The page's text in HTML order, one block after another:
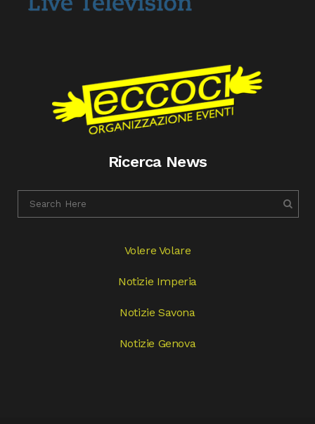
Ricerca News
Volere Volare
Notizie Imperia
Notizie Savona
Notizie Genova